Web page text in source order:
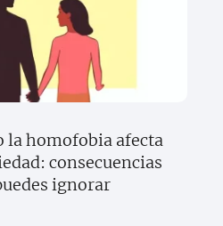
la homofobia afecta
consecuencias
ignorar